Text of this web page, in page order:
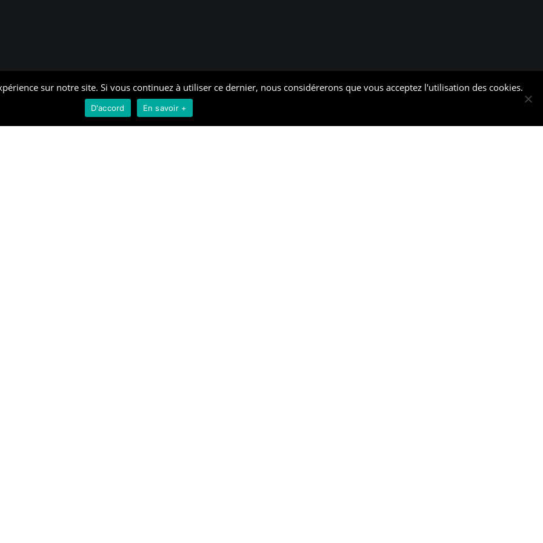
sur notre site. Si vous continuez à utiliser ce dernier, nous considérerons que vous acceptez l'utilisation des cookies.
D'accord En savoir +